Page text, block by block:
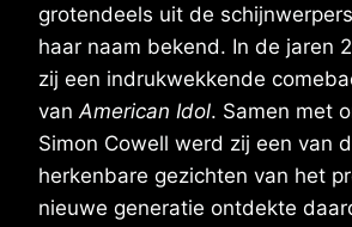
grotendeels uit de
haar naam bekend. In de jaren
zij een indrukwekkende
van American Idol. Samen met
Simon Cowell werd zij een van
herkenbare gezichten van het
nieuwe generatie ontdekte